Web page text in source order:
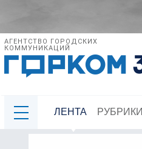
АГЕНТСТВО ГОРОДСКИХ
КОММУНИКАЦИЙ
ЛЕНТА РУБРИКИ